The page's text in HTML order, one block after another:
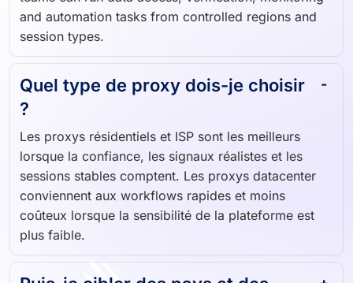
and automation tasks from controlled regions and
session types.
Quel type de proxy dois-je choisir
?
Les proxys résidentiels et ISP sont les meilleurs
lorsque la confiance, les signaux réalistes et les
sessions stables comptent. Les proxys datacenter
conviennent aux workflows rapides et moins
coûteux lorsque la sensibilité de la plateforme est
plus faible.
Puis-je cibler des pays et des